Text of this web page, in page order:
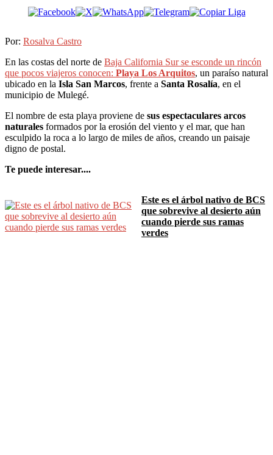
Por: Rosalva Castro
En las costas del norte de Baja California Sur se esconde un rincón
que pocos viajeros conocen: Playa Los Arquitos, un paraíso natural
ubicado en la Isla San Marcos, frente a Santa Rosalía, en el
municipio de Mulegé.
El nombre de esta playa proviene de sus espectaculares arcos
naturales formados por la erosión del viento y el mar, que han
esculpido la roca a lo largo de miles de años, creando un paisaje
digno de postal.
Te puede interesar....
Este es el árbol nativo de BCS
que sobrevive al desierto aún
cuando pierde sus ramas
verdes